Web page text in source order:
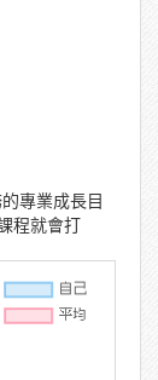
專業成長目
程就會打